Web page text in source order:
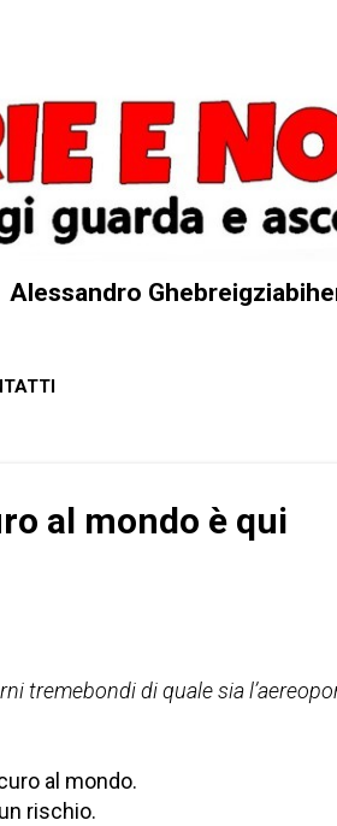
Alessandro
al mondo è qui
tremebondi di quale sia
al mondo.
rischio.